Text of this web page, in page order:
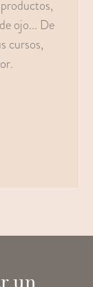
ojo... De
cursos,